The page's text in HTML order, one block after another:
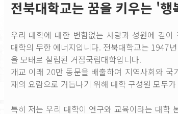
전북대학교는 꿈을 키우는 '
우리 대학에 대한 변함없는 사랑과 성원에 깊이
대학의 무한 에너지입니다. 전북대학교는 1947
을 모태로 설립된 거점국립대학입니다.
개교 이래 20만 동문을 배출하여 지역사회와
재의 요람으로 거듭나기 위해 대학 구성원 모두
특히 저는 우리 대학이 연구와 교육이라는 대학